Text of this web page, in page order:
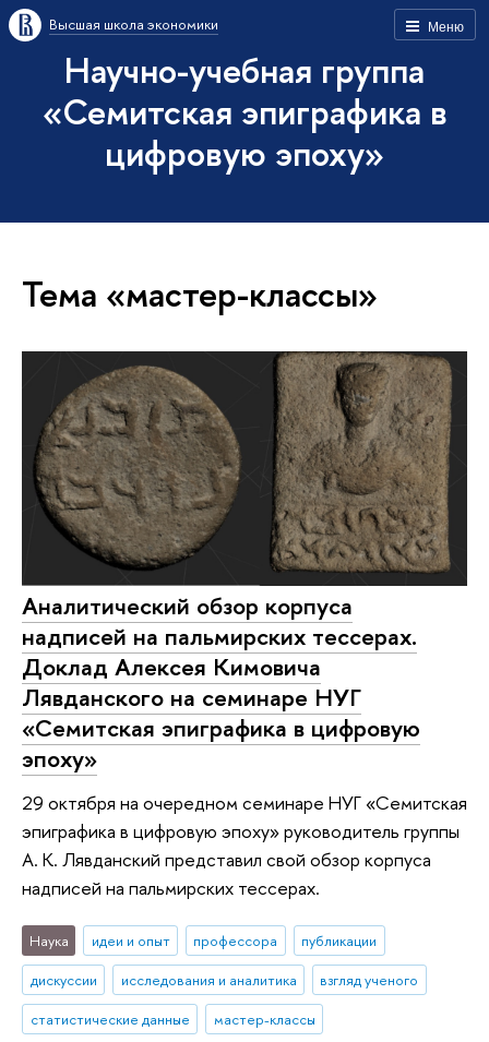
Меню
Высшая школа экономики
Научно-учебная группа
«Семитская эпиграфика в
цифровую эпоху»
Тема «мастер-классы»
Аналитический обзор корпуса
надписей на пальмирских тессерах.
Доклад Алексея Кимовича
Лявданского на семинаре НУГ
«Семитская эпиграфика в цифровую
эпоху»
29 октября на очередном семинаре НУГ «Семитская
эпиграфика в цифровую эпоху» руководитель группы
А. К. Лявданский представил свой обзор корпуса
надписей на пальмирских тессерах.
Наука идеи и опыт профессора
публикации
дискуссии
исследования и аналитика
взгляд ученого
статистические данные
мастер-классы